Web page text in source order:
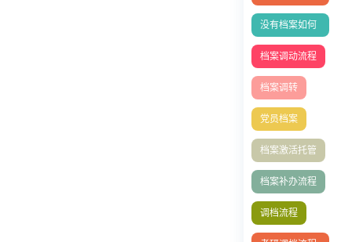
么存档？
没有档案如何
办理退休
档案调动流程
档案调转
党员档案
档案激活托管
档案补办流程
调档流程